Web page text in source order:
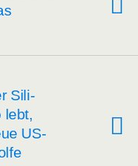
Sili­
lebt,
US-